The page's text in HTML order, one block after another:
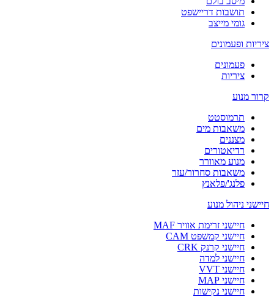
תושבות דריישפט
גומי מייצב
ציריות ופעמונים
פעמונים
ציריות
קרור מנוע
תרמוסטט
משאבות מים
מצננים
רדיאטורים
מנוע מאוורר
משאבות סחרור/עזר
פלנג'/פלאנץ
חיישני ניהול מנוע
חיישני זרימת אוויר MAF
חיישני קמשפט CAM
חיישני קרנק CRK
חיישני למדה
חיישני VVT
חיישני MAP
חיישני נקישות